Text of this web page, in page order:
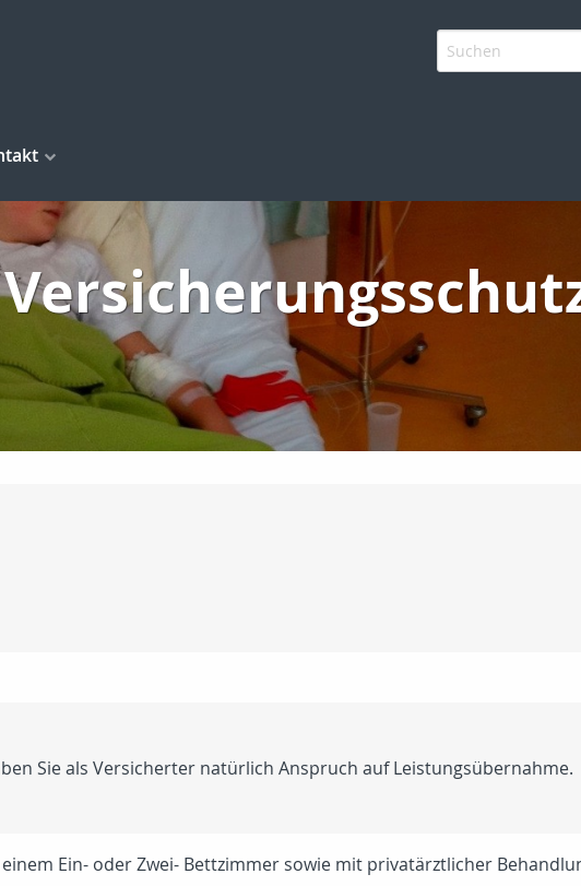
Sie als Versicherter natürlich Anspruch auf Leistungsübernahme.
Ein- oder Zwei- Bettzimmer sowie mit privatärztlicher